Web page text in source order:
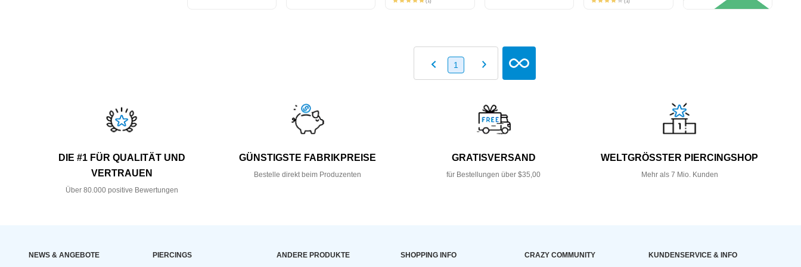
(1) (1)
1
DIE #1 FÜR QUALITÄT UND
VERTRAUEN
Über 80.000 positive Bewertungen
GÜNSTIGSTE FABRIKPREISE
Bestelle direkt beim Produzenten
GRATISVERSAND
für Bestellungen über $35,00
WELTGRÖSSTER PIERCINGSHOP
Mehr als 7 Mio. Kunden
NEWS & ANGEBOTE PIERCINGS ANDERE PRODUKTE SHOPPING INFO CRAZY COMMUNITY KUNDEN­SERVICE & INFO